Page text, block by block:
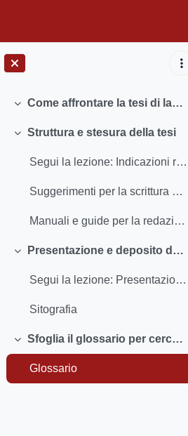
Minimizza
Come affrontare la tesi di laurea: la scrittura scientifica (area Scienze Sociali)
Minimizza
Struttura e stesura della tesi
Segui la lezione: Indicazioni redazionali e stesura della tesi
Suggerimenti per la scrittura della tesi (manuale scaricabile)
Manuali e guide per la redazione della tesi
Minimizza
Presentazione e deposito della tesi
Segui la lezione: Presentazione, discussione e deposito della tesi
Sitografia
Minimizza
Sfoglia il glossario per cercare le definizioni dei termini che non conosci.
Glossario